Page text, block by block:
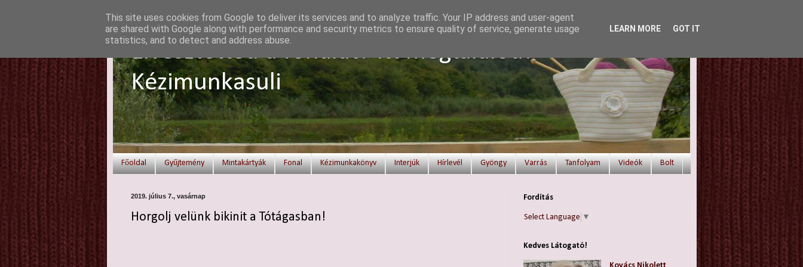
Elvesztetted a fonalat? Itt megtalálod!
Kézimunkasuli
Főoldal Gyűjtemény Mintakártyák Fonal Kézimunkakönyv Interjúk Hírlevél Gyöngy Varrás Tanfolyam Videók Bolt
2019. július 7., vasárnap
Horgolj velünk bikinit a Tótágasban!
Fordítás
Select Language ▼
Kedves Látogató!
This site uses cookies from Google to deliver its services and to analyze traffic. Your IP address and user-agent
are shared with Google along with performance and security metrics to ensure quality of service, generate usage
statistics, and to detect and address abuse.
LEARN MORE GOT IT